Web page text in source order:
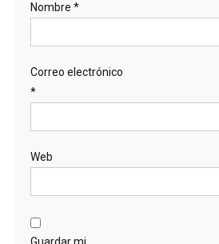
Nombre *
Correo electrónico
*
Web